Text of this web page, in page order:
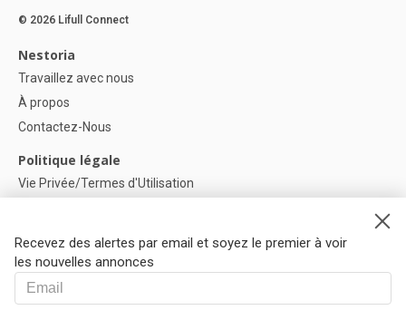
Recevez des alertes par email et soyez le premier à voir
les nouvelles annonces
© 2026 Lifull Connect
Nestoria
Travaillez avec nous
À propos
Contactez-Nous
Politique légale
Vie Privée/Termes d'Utilisation
Paramètres des cookies
Aide